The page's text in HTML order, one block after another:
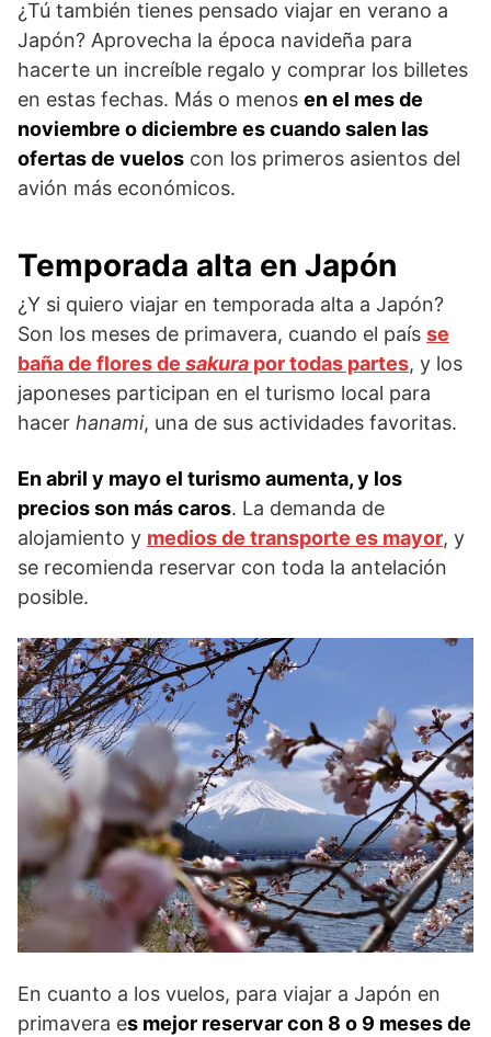
¿Tú también tienes pensado viajar en verano a
Japón? Aprovecha la época navideña para
hacerte un increíble regalo y comprar los billetes
en estas fechas. Más o menos en el mes de
noviembre o diciembre es cuando salen las
ofertas de vuelos con los primeros asientos del
avión más económicos.
Temporada alta en Japón
¿Y si quiero viajar en temporada alta a Japón?
Son los meses de primavera, cuando el país se
baña de flores de sakura por todas partes, y los
japoneses participan en el turismo local para
hacer hanami, una de sus actividades favoritas.
En abril y mayo el turismo aumenta, y los
precios son más caros. La demanda de
alojamiento y medios de transporte es mayor, y
se recomienda reservar con toda la antelación
posible.
En cuanto a los vuelos, para viajar a Japón en
primavera es mejor reservar con 8 o 9 meses de